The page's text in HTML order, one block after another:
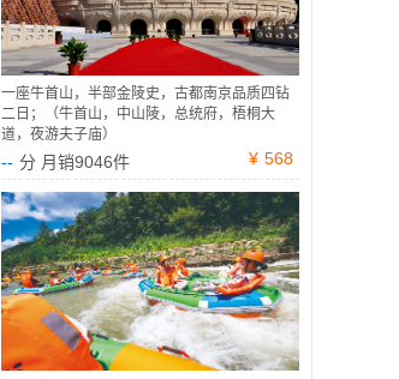
一座牛首山，半部金陵史，古都南京品质四钻
二日；（牛首山，中山陵，总统府，梧桐大
道，夜游夫子庙）
-- 分 月销9046件 ¥ 568